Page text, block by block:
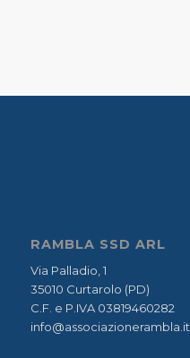
RAMBLA SSD ARL
Via Palladio, 1
35010 Curtarolo (PD)
C.F. e P.IVA 03819460282
info@associazionerambla.it